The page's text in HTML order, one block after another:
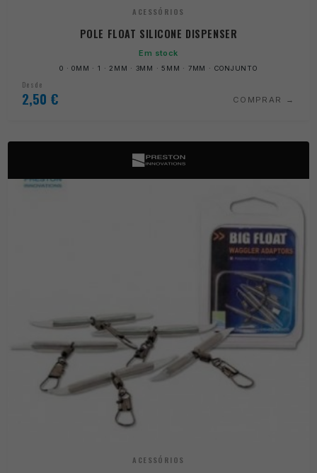
ACESSÓRIOS
POLE FLOAT SILICONE DISPENSER
Em stock
0 · 0MM · 1 · 2MM · 3MM · 5MM · 7MM · CONJUNTO
Desde
2,50 € COMPRAR
ACESSÓRIOS